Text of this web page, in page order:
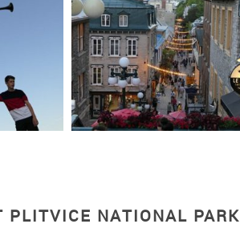
NATIONAL PARK